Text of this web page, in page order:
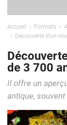
Accueil Formats
Découverte d’un
de 3 700
Il offre un
antique, souvent